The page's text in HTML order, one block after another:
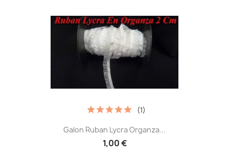
Galon Ruban Lycra Organza...
1,00 €
(1)